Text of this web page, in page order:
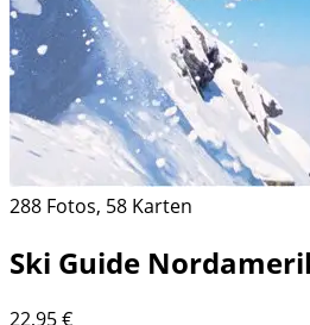
288 Fotos, 58 Karten
Ski Guide
22,95€